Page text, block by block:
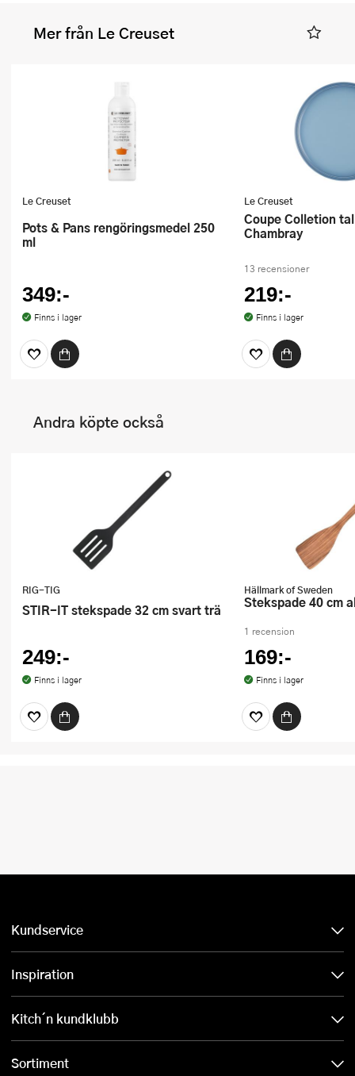
Mer från Le Creuset
Le Creuset
Pots & Pans rengöringsmedel 250
ml
349:-
Finns i lager
Le Creuset
Coupe Colletion tallrik 27 cm
Chambray
13 recensioner
219:-
Finns i lager
Andra köpte också
RIG-TIG
STIR-IT stekspade 32 cm svart trä
249:-
Finns i lager
Hällmark of Sweden
Stekspade 40 cm
1 recension
169:-
Finns i lager
Kundservice
Inspiration
Kitch´n kundklubb
Sortiment